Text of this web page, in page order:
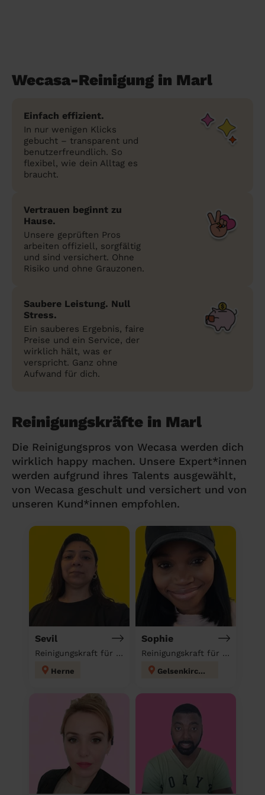
Wecasa-Reinigung in Marl
Einfach effizient.
In nur wenigen Klicks
gebucht – transparent und
benutzerfreundlich. So
flexibel, wie dein Alltag es
braucht.
Vertrauen beginnt zu
Hause.
Unsere geprüften Pros
arbeiten offiziell, sorgfältig
und sind versichert. Ohne
Risiko und ohne Grauzonen.
Saubere Leistung. Null
Stress.
Ein sauberes Ergebnis, faire
Preise und ein Service, der
wirklich hält, was er
verspricht. Ganz ohne
Aufwand für dich.
Reinigungskräfte in Marl
Die Reinigungspros von Wecasa werden dich
wirklich happy machen. Unsere Expert*innen
werden aufgrund ihres Talents ausgewählt,
von Wecasa geschult und versichert und von
unseren Kund*innen empfohlen.
Sevil
Reinigungskraft für deinen Haushalt
Herne
Sophie
Reinigungskraft für deinen Haushalt
Gelsenkirchen